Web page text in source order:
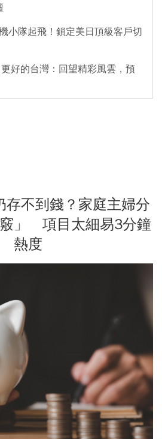
小隊起飛！鎖定美日頂級客戶切
好的台灣：回望精彩風雲，預
存不到錢？家庭主婦分
」 項目太細易3分鐘
熱度